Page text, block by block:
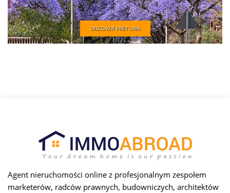
DISCOVER PRETORIA
Agent nieruchomości online z profesjonalnym zespołem
marketerów, radców prawnych, budowniczych, architektów